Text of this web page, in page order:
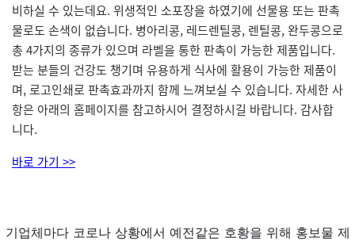
비하실 수 있는데요. 위생적인 소포장을 하였기에 선물용 또는 판촉
물로도 손색이 없습니다. 병아리콩, 레드렌틸콩, 렌틸콩, 완두콩으로
총 4가지의 종류가 있으며 라벨을 통한 판촉이 가능한 제품입니다.
받는 분들의 건강도 챙기며 유용하게 식사에 활용이 가능한 제품이
며, 로고인쇄로 판촉효과까지 함께 느껴보실 수 있습니다. 자세한 사
항은 아래의 홈페이지를 참고하시어 결정하시길 바랍니다. 감사합
니다.
바로 가기 >>
기업체마다 코로나 상황에서 예전같은 호황을 위해 홍보물 제